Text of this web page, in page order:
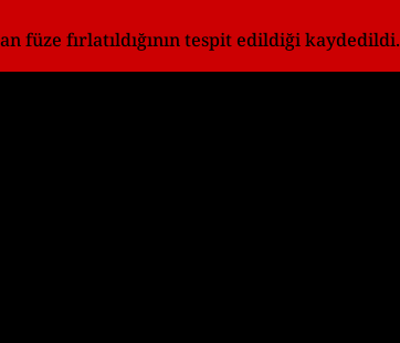
füze fırlatıldığının tespit edildiği kaydedildi.